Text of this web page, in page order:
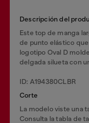
Descripción del
Este top de manga
de punto elástico
logotipo Oval D
delgada silueta con
ID: A194380CLBR
Corte
La modelo viste una
Consulta la tabla de